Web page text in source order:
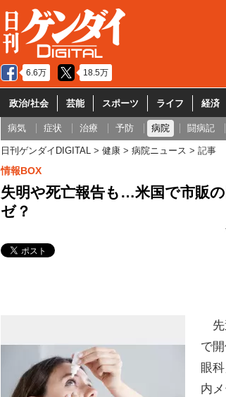
6.6万 18.5万
政治/社会 芸能 スポーツ ライフ 経済
病気 症状 治療 予防 病院 闘病記
日刊ゲンダイDIGITAL 健康 病院ニュース 記事
情報BOX
失明や死亡報告も…米国で市販
ゼ？
先
で
眼
内